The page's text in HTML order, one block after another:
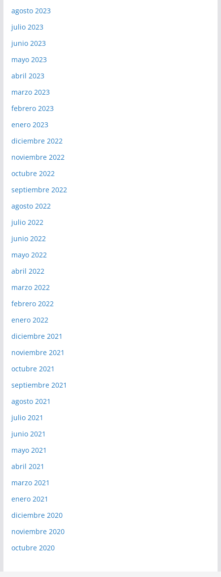
agosto 2023
julio 2023
junio 2023
mayo 2023
abril 2023
marzo 2023
febrero 2023
enero 2023
diciembre 2022
noviembre 2022
octubre 2022
septiembre 2022
agosto 2022
julio 2022
junio 2022
mayo 2022
abril 2022
marzo 2022
febrero 2022
enero 2022
diciembre 2021
noviembre 2021
octubre 2021
septiembre 2021
agosto 2021
julio 2021
junio 2021
mayo 2021
abril 2021
marzo 2021
enero 2021
diciembre 2020
noviembre 2020
octubre 2020